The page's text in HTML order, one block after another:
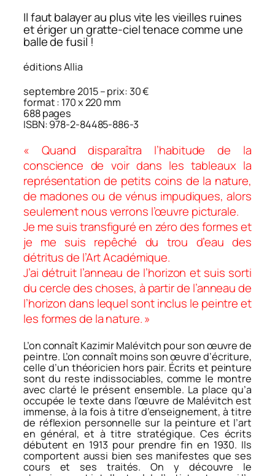
Il faut balayer au plus vite les vieilles ruines
et ériger un gratte-ciel tenace comme une
balle de fusil !
éditions Allia
septembre 2015 – prix: 30 €
format : 170 x 220 mm
688 pages
ISBN: 978-2-84485-886-3
« Quand disparaîtra l’habitude de la
conscience de voir dans les tableaux la
représentation de petits coins de la nature,
de madones ou de vénus impudiques, alors
seulement nous verrons l’œuvre picturale.
Je me suis transfiguré en zéro des formes et
je me suis repêché du trou d’eau des
détritus de l’Art Académique.
J’ai détruit l’anneau de l’horizon et suis sorti
du cercle des choses, à partir de l’anneau de
l’horizon dans lequel sont inclus le peintre et
les formes de la nature. »
L’on connaît Kazimir Malévitch pour son œuvre de
peintre. L’on connaît moins son œuvre d’écriture,
celle d’un théoricien hors pair. Écrits et peinture
sont du reste indissociables, comme le montre
avec clarté le présent ensemble. La place qu’a
occupée le texte dans l’œuvre de Malévitch est
immense, à la fois à titre d’enseignement, à titre
de réflexion personnelle sur la peinture et l’art
en général, et à titre stratégique. Ces écrits
débutent en 1913 pour prendre fin en 1930. Ils
comportent aussi bien ses manifestes que ses
cours et ses traités. On y découvre le